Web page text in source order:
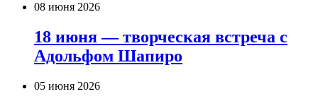
08 июня 2026
18 июня — творческая встреча с
Адольфом Шапиро
05 июня 2026